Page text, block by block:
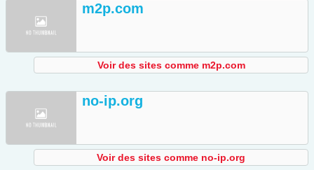
m2p.com
Voir des sites comme m2p.com
no-ip.org
Voir des sites comme no-ip.org